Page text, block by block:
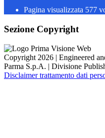
Pagina visualizzata 577
Sezione Copyright
Copyright 2026 | Engineered
Parma S.p.A. | Divisione
Disclaimer trattamento dati